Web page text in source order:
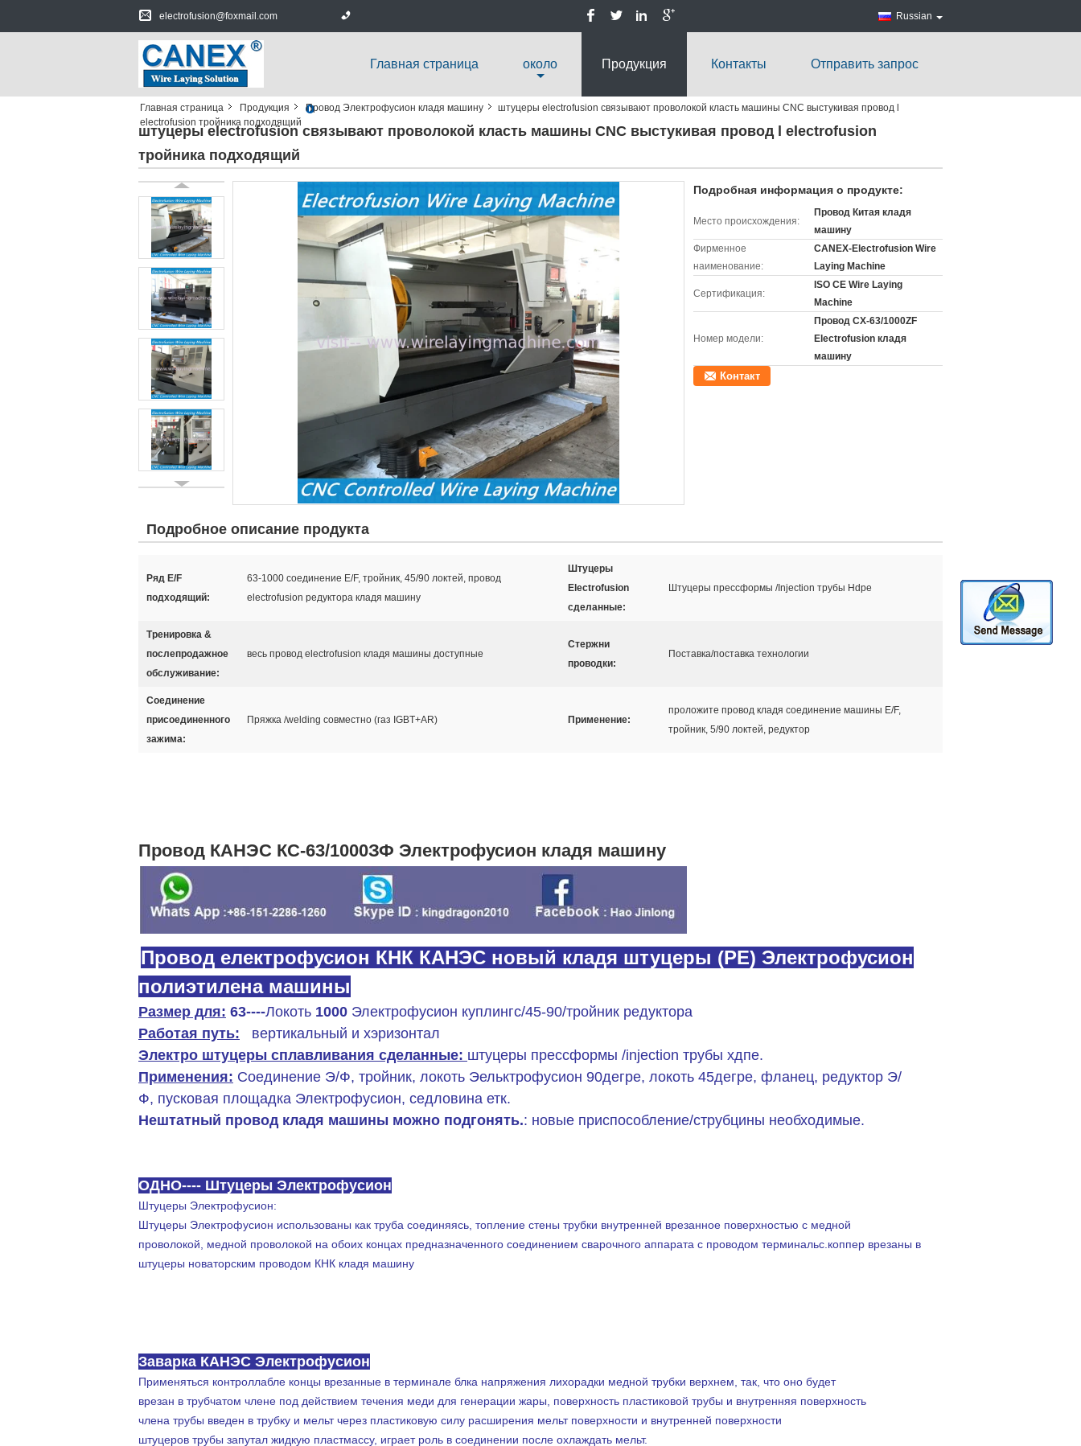
electrofusion@foxmail.com Russian
Главная страница около Продукция Контакты Отправить запрос
Главная страница Продукция Провод Электрофусион кладя машину
штуцеры electrofusion связывают проволокой класть машины CNC выстукивая провод l
electrofusion тройника подходящий
штуцеры electrofusion связывают проволокой класть машины CNC выстукивая провод l electrofusion
тройника подходящий
Подробная информация о продукте:
Место происхождения:
Провод Китая кладя
машину
Фирменное
наименование:
CANEX-Electrofusion Wire
Laying Machine
Сертификация:
ISO CE Wire Laying
Machine
Номер модели:
Провод CX-63/1000ZF
Electrofusion кладя
машину
Контакт
Подробное описание продукта
Ряд E/F
подходящий:
63-1000 соединение E/F, тройник, 45/90 локтей, провод
electrofusion редуктора кладя машину
Штуцеры
Electrofusion
сделанные:
Штуцеры прессформы /Injection трубы Hdpe
Тренировка &
послепродажное
обслуживание:
весь провод electrofusion кладя машины доступные
Стержни
проводки:
Поставка/поставка технологии
Соединение
присоединенного
зажима:
Пряжка /welding совместно (газ IGBT+AR) Применение:
проложите провод кладя соединение машины E/F,
тройник, 5/90 локтей, редуктор
Провод КАНЭС КС-63/1000ЗФ Электрофусион кладя машину
Провод електрофусион КНК КАНЭС новый кладя штуцеры (PE) Электрофусион
полиэтилена машины
Размер для: 63----Локоть 1000 Электрофусион куплингс/45-90/тройник редуктора
Работая путь: вертикальный и хэризонтал
Электро штуцеры сплавливания сделанные: штуцеры прессформы /injection трубы хдпе.
Применения: Соединение Э/Ф, тройник, локоть Эельктрофусион 90дегре, локоть 45дегре, фланец, редуктор Э/
Ф, пусковая площадка Электрофусион, седловина етк.
Нештатный провод кладя машины можно подгонять.: новые приспособление/струбцины необходимые.
ОДНО---- Штуцеры Электрофусион
Штуцеры Электрофусион:
Штуцеры Электрофусион использованы как труба соединяясь, топление стены трубки внутренней врезанное поверхностью с медной
проволокой, медной проволокой на обоих концах предназначенного соединением сварочного аппарата с проводом терминальс.коппер врезаны в
штуцеры новаторским проводом КНК кладя машину
Заварка КАНЭС Электрофусион
Применяться контроллабле концы врезанные в терминале блка напряжения лихорадки медной трубки верхнем, так, что оно будет
врезан в трубчатом члене под действием течения меди для генерации жары, поверхность пластиковой трубы и внутренняя поверхность
члена трубы введен в трубку и мельт через пластиковую силу расширения мельт поверхности и внутренней поверхности
штуцеров трубы запутал жидкую пластмассу, играет роль в соединении после охлаждать мельт.